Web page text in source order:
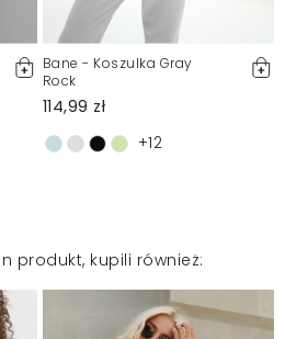
Bane - Koszulka Gray
Rock
114,99 zł
+12
produkt, kupili również: